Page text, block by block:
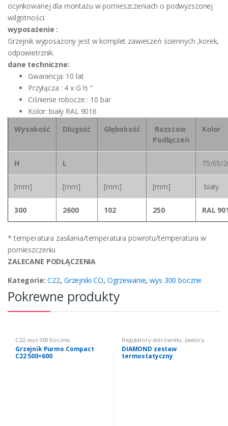
ocynkowanej dla montażu w pomieszczeniach o podwyższonej
wilgotności.
wyposażenie :
Grzejnik wyposażony jest w komplet zawieszeń ściennych ,korek,
odpowietrznik.
dane techniczne:
Gwarancja: 10 lat
Przyłącza : 4 x G ½ “
Ciśnienie robocze : 10 bar
Kolor: biały RAL 9016
Wysokość
Długość Głębokość
Rozstaw
Podłączeń
Kolor
H L 75/65/
[mm] [mm] [mm] [mm] biały
300 2600 102 250 RAL
* temperatura zasilania/temperatura powrotu/temperatura w
pomieszczeniu
ZALECANE PODŁĄCZENIA
Kategorie:C22, Grzejniki CO, Ogrzewanie,wys 300 boczne
Pokrewne produkty
C22,wys 500 boczne,
Ogrzewanie Grzejniki CO
Grzejnik Purmo Compact
C22 500×600
Regulatory-sterowniki, zawóry,
Ogrzewanie Grzejniki CO
DIAMOND zestaw
termostatyczny